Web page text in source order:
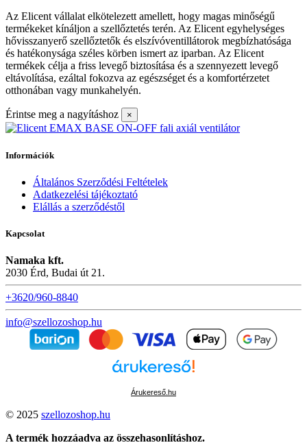
Az Elicent vállalat elkötelezett amellett, hogy magas minőségű
termékeket kínáljon a szellőztetés terén. Az Elicent egyhelységes
hővisszanyerő szellőztetők és elszívóventillátorok megbízhatósága
és hatékonysága széles körben ismert az iparban. Az Elicent
termékek célja a friss levegő biztosítása és a szennyezett levegő
eltávolítása, ezáltal fokozva az egészséget és a komfortérzetet
otthonában vagy munkahelyén.
Érintse meg a nagyításhoz ×
Információk
Általános Szerződési Feltételek
Adatkezelési tájékoztató
Elállás a szerződéstől
Kapcsolat
Namaka kft.
2030 Érd, Budai út 21.
+3620/960-8840
info@szellozoshop.hu
Árukereső.hu
© 2025 szellozoshop.hu
A termék hozzáadva az összehasonlításhoz.